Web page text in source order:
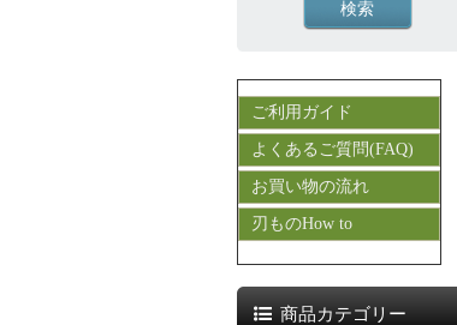
ご利用ガイド
よくあるご質問(FAQ)
お買い物の流れ
刃ものHow to
商品カテゴリー